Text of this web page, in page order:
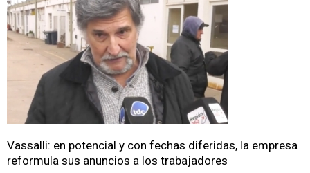
Vassalli: en potencial y con fechas diferidas, la empresa
reformula sus anuncios a los trabajadores